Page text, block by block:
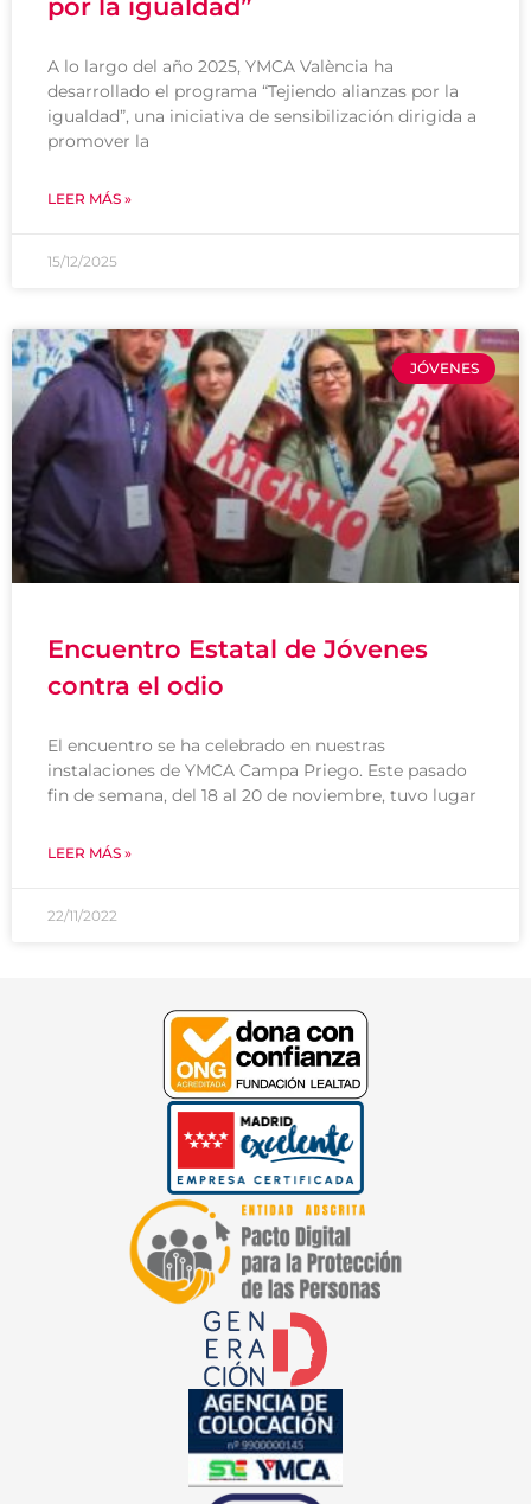
por la igualdad”
A lo largo del año 2025, YMCA València ha
desarrollado el programa “Tejiendo alianzas por la
igualdad”, una iniciativa de sensibilización dirigida a
promover la
LEER MÁS »
15/12/2025
JÓVENES
Encuentro Estatal de Jóvenes
contra el odio
El encuentro se ha celebrado en nuestras
instalaciones de YMCA Campa Priego. Este pasado
fin de semana, del 18 al 20 de noviembre, tuvo lugar
LEER MÁS »
22/11/2022